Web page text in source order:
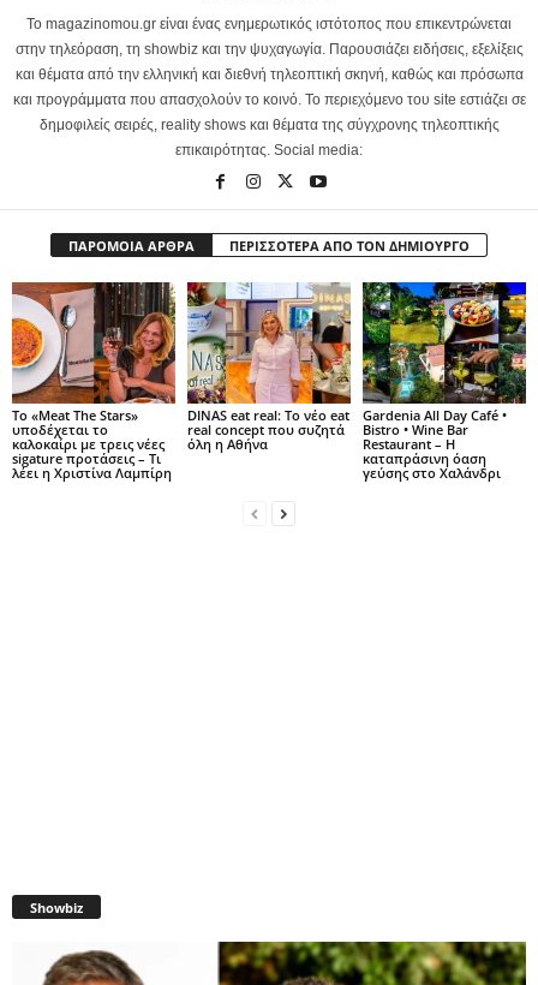
Το magazinomou.gr είναι ένας ενημερωτικός ιστότοπος που επικεντρώνεται
στην τηλεόραση, τη showbiz και την ψυχαγωγία. Παρουσιάζει ειδήσεις, εξελίξεις
και θέματα από την ελληνική και διεθνή τηλεοπτική σκηνή, καθώς και πρόσωπα
και προγράμματα που απασχολούν το κοινό. Το περιεχόμενο του site εστιάζει σε
δημοφιλείς σειρές, reality shows και θέματα της σύγχρονης τηλεοπτικής
επικαιρότητας. Social media:
ΠΑΡΟΜΟΙΑ ΑΡΘΡΑ ΠΕΡΙΣΣΟΤΕΡΑ ΑΠΟ ΤΟΝ ΔΗΜΙΟΥΡΓΟ
Το «Meat The Stars»
υποδέχεται το
καλοκαίρι με τρεις νέες
sigature προτάσεις – Τι
λέει η Χριστίνα Λαμπίρη
DINAS eat real: Το νέο eat
real concept που συζητά
όλη η Αθήνα
Gardenia All Day Café •
Bistro • Wine Bar
Restaurant – Η
καταπράσινη όαση
γεύσης στο Χαλάνδρι
Showbiz